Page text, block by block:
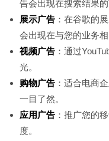
告会出现在搜索结果的
展示广告 ：在谷歌的
会出现在与您的业务
视频广告 ：通过
光。
购物广告 ：适合电商
一目了然。
应用广告 ：推广您的
度。